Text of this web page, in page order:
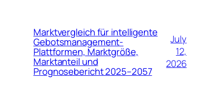
Marktvergleich für intelligente
Gebotsmanagement-
Plattformen, Marktgröße,
Marktanteil und
Prognosebericht 2025–2057
July
12,
2026